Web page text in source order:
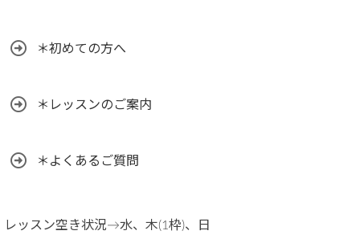
＊初めての方へ
＊レッスンのご案内
＊よくあるご質問
レッスン空き状況→水、木(1枠)、日